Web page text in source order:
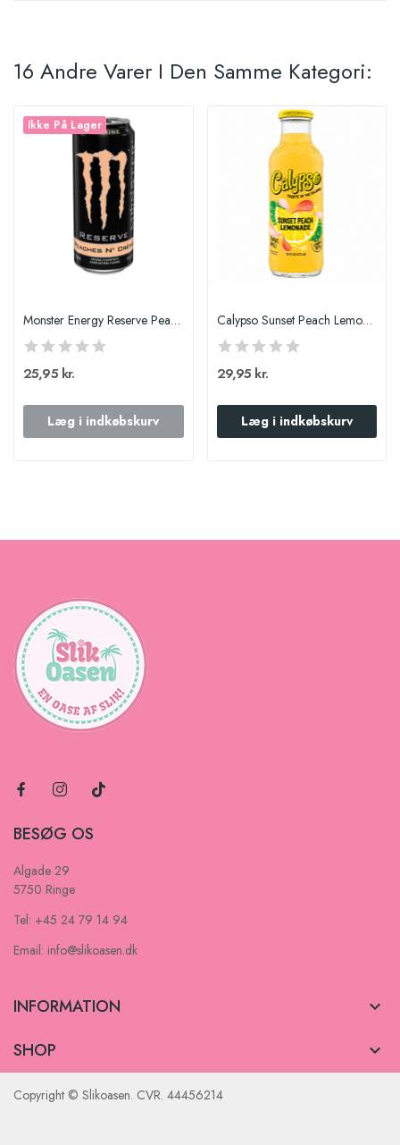
16 Andre Varer I Den Samme Kategori:
Ikke På Lager
Monster Energy Reserve Peaches N' Creme 500ml
25,95 kr.
Læg i indkøbskurv
Calypso Sunset Peach Lemonade
29,95 kr.
Læg i indkøbskurv
BESØG OS
Algade 29
5750 Ringe
Tel: +45 24 79 14 94
Email: info@slikoasen.dk
INFORMATION 
SHOP 
Copyright © Slikoasen. CVR. 44456214